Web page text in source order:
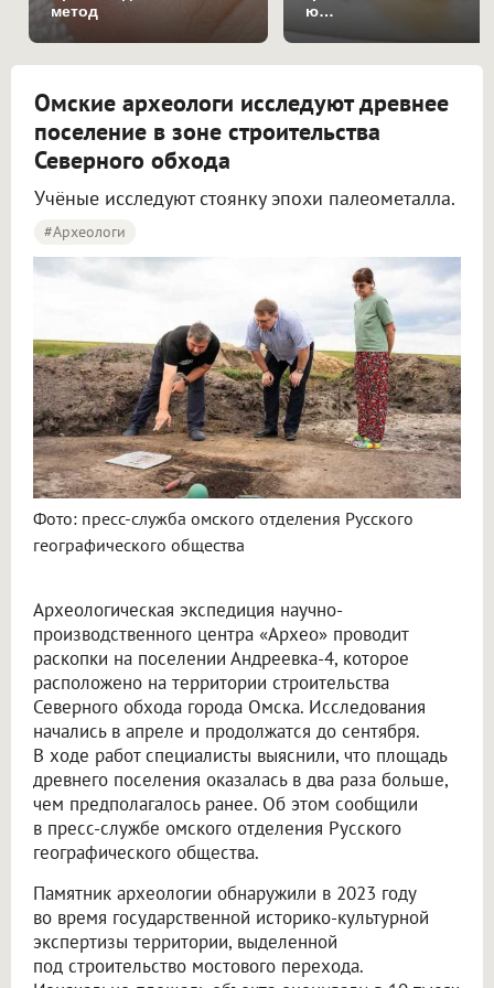
метод
ю…
Омские археологи исследуют древнее
поселение в зоне строительства
Северного обхода
Учёные исследуют стоянку эпохи палеометалла.
#археологи
Фото: пресс-служба омского отделения Русского
географического общества
Археологическая экспедиция научно-
производственного центра «Архео» проводит
раскопки на поселении Андреевка-4, которое
расположено на территории строительства
Северного обхода города Омска. Исследования
начались в апреле и продолжатся до сентября.
В ходе работ специалисты выяснили, что площадь
древнего поселения оказалась в два раза больше,
чем предполагалось ранее. Об этом сообщили
в пресс-службе омского отделения Русского
географического общества.
Памятник археологии обнаружили в 2023 году
во время государственной историко-культурной
экспертизы территории, выделенной
под строительство мостового перехода.